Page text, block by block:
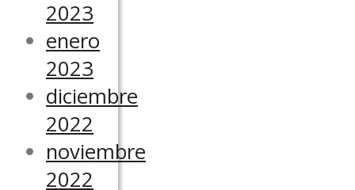
2023
enero
2023
diciembre
2022
noviembre
2022